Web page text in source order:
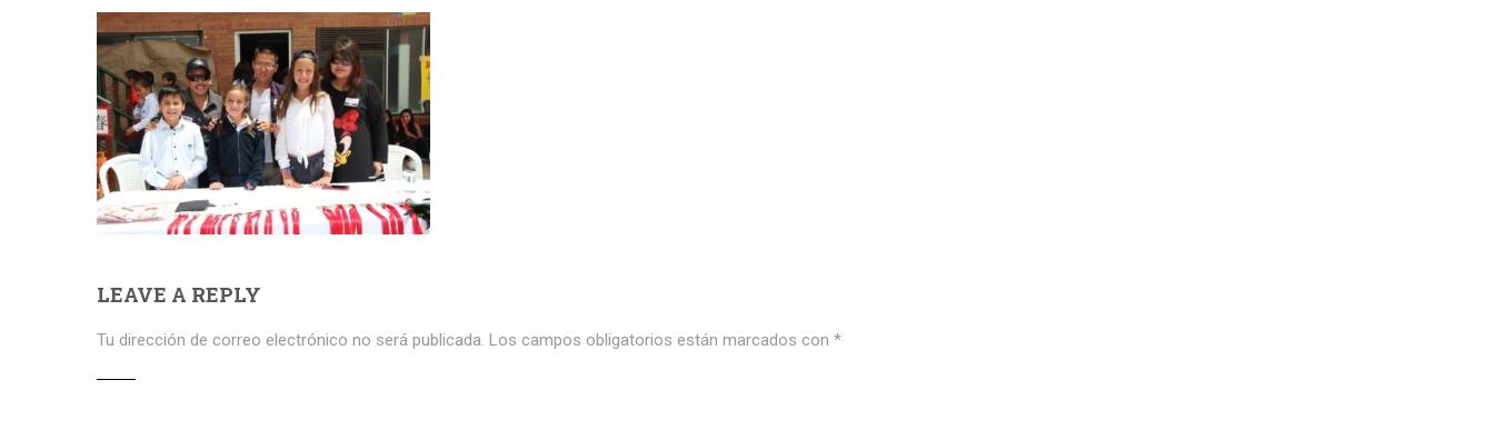
LEAVE A REPLY
Tu dirección de correo electrónico no será publicada. Los campos obligatorios están marcados con *